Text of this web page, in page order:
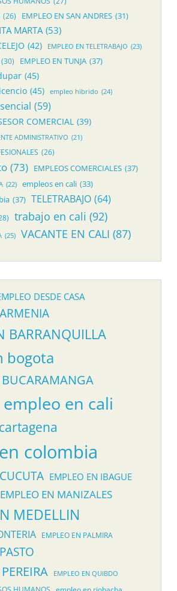
(26) EMPLEO EN SAN ANDRES (31)
MARTA (53)
(42) EMPLEO EN TELETRABAJO (23)
(30) EMPLEO EN TUNJA (37)
(45)
(45) empleo hibrido (24)
(59)
COMERCIAL (39)
ADMINISTRATIVO (21)
(26)
(73) EMPLEOS COMERCIALES (37)
(22) empleos en cali (33)
(37) TELETRABAJO (64)
trabajo en cali (92)
(25) VACANTE EN CALI (87)
DESDE CASA
BARRANQUILLA
bogota
empleo en cali
colombia
EMPLEO EN IBAGUE
EMPLEO EN MANIZALES
MEDELLIN
EMPLEO EN PALMIRA
EMPLEO EN QUIBDO
HUMANOS